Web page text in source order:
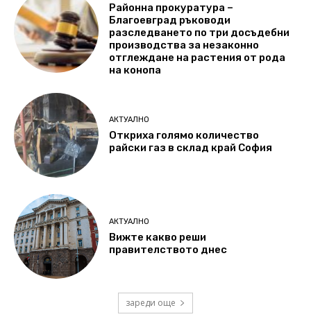
Районна прокуратура –
Благоевград ръководи
разследването по три досъдебни
производства за незаконно
отглеждане на растения от рода
на конопа
АКТУАЛНО
Откриха голямо количество
райски газ в склад край София
АКТУАЛНО
Вижте какво реши
правителството днес
зареди още